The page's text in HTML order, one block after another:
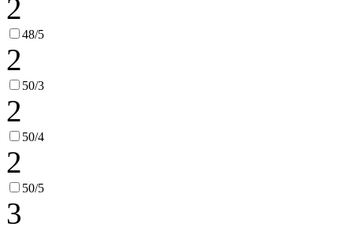
2
48/5
2
50/3
2
50/4
2
50/5
3